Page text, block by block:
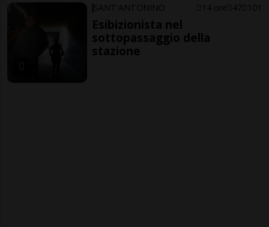
SANT'ANTONINO 14 ore 47 101
Esibizionista nel
sottopassaggio della
stazione